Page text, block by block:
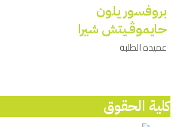
بروفسور يلون
حايموﭬـيتش شيرا
عميدة الطلبة
كلية الحقوق